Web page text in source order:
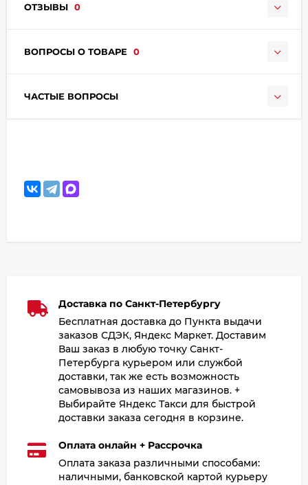
ОТЗЫВЫ 0
ВОПРОСЫ О ТОВАРЕ 0
ЧАСТЫЕ ВОПРОСЫ
Доставка по Санкт-Петербургу
Бесплатная доставка до Пункта выдачи
заказов СДЭК, Яндекс Маркет. Доставим
Ваш заказ в любую точку Санкт-
Петербурга курьером или службой
доставки, так же есть возможность
самовывоза из наших магазинов. +
Выбирайте Яндекс Такси для быстрой
доставки заказа сегодня в корзине.
Оплата онлайн + Рассрочка
Оплата заказа различными способами:
наличными, банковской картой курьеру